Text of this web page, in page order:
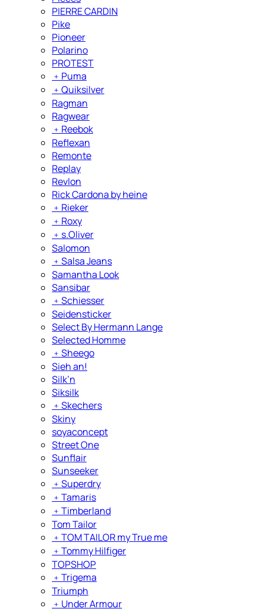
PIERRE CARDIN
Pike
Pioneer
Polarino
PROTEST
﹢ Puma
﹢ Quiksilver
Ragman
Ragwear
﹢ Reebok
Reflexan
Remonte
Replay
Revlon
Rick Cardona by heine
﹢ Rieker
﹢ Roxy
﹢ s.Oliver
Salomon
﹢ Salsa Jeans
Samantha Look
Sansibar
﹢ Schiesser
Seidensticker
Select By Hermann Lange
Selected Homme
﹢ Sheego
Sieh an!
Silk’n
Siksilk
﹢ Skechers
Skiny
soyaconcept
Street One
Sunflair
Sunseeker
﹢ Superdry
﹢ Tamaris
﹢ Timberland
Tom Tailor
﹢ TOM TAILOR my True me
﹢ Tommy Hilfiger
TOPSHOP
﹢ Trigema
Triumph
﹢ Under Armour